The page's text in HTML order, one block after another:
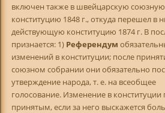
включен также в швейцарскую союзную
конституцию 1848 г., откуда перешел в
действующую конституцию 1874 г. В
признается: 1) Референдум
изменений в конституции; после
союзном собрании они обязательно
утверждение народа, т. е. на всеобщее
голосование. Изменение в конституции
принятым, если за него выскажется